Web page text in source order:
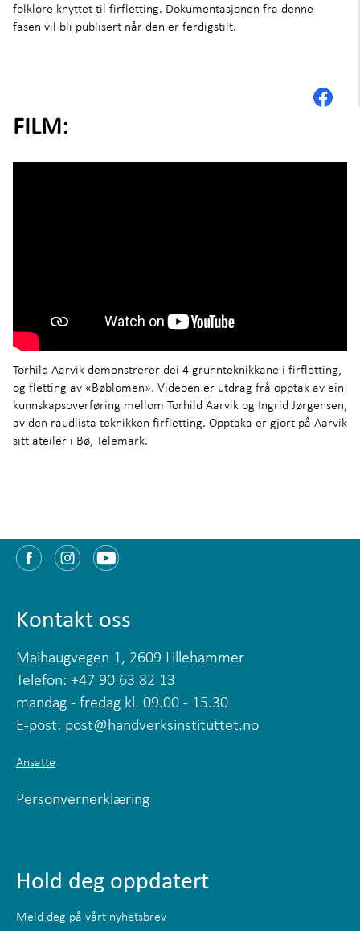
folklore knyttet til firfletting. Dokumentasjonen fra denne
fasen vil bli publisert når den er ferdigstilt.
FILM:
Torhild Aarvik demonstrerer dei 4 grunnteknikkane i firfletting,
og fletting av «Bøblomen». Videoen er utdrag frå opptak av ein
kunnskapsoverføring mellom Torhild Aarvik og Ingrid Jørgensen,
av den raudlista teknikken firfletting. Opptaka er gjort på Aarvik
sitt ateiler i Bø, Telemark.
Hold deg oppdatert
Meld deg på vårt nyhetsbrev
Kontakt oss
Maihaugvegen 1, 2609 Lillehammer
Telefon: +47 90 63 82 13
mandag - fredag kl. 09.00 - 15.30
E-post: post@handverksinstituttet.no
Ansatte
Personvernerklæring